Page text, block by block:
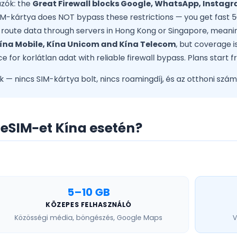
the Great Firewall blocks Google, WhatsApp,
kártya does NOT bypass these restrictions — you get fast
data through servers in Hong Kong or Singapore,
Mobile, Kína Unicom and Kína Telecom, but coverage
for korlátlan adat with reliable firewall bypass. Plans start
— nincs SIM-kártya bolt, nincs roamingdíj, és az otthoni
et Kína esetén?
5–10 GB
KÖZEPES FELHASZNÁLÓ
Közösségi média, böngészés, Google Maps